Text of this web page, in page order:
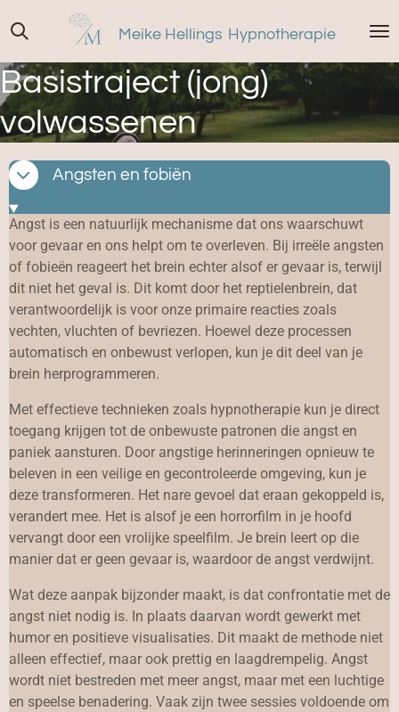
Ga
direct
naar
de
hoofdinhoud
Meike Hellings Hypnotherapie
Basistraject (jong)
volwassenen
Angsten en fobiën
Angst is een natuurlijk mechanisme dat ons waarschuwt
voor gevaar en ons helpt om te overleven. Bij irreële angsten
of fobieën reageert het brein echter alsof er gevaar is, terwijl
dit niet het geval is. Dit komt door het reptielenbrein, dat
verantwoordelijk is voor onze primaire reacties zoals
vechten, vluchten of bevriezen. Hoewel deze processen
automatisch en onbewust verlopen, kun je dit deel van je
brein herprogrammeren.
Met effectieve technieken zoals hypnotherapie kun je direct
toegang krijgen tot de onbewuste patronen die angst en
paniek aansturen. Door angstige herinneringen opnieuw te
beleven in een veilige en gecontroleerde omgeving, kun je
deze transformeren. Het nare gevoel dat eraan gekoppeld is,
verandert mee. Het is alsof je een horrorfilm in je hoofd
vervangt door een vrolijke speelfilm. Je brein leert op die
manier dat er geen gevaar is, waardoor de angst verdwijnt.
Wat deze aanpak bijzonder maakt, is dat confrontatie met de
angst niet nodig is. In plaats daarvan wordt gewerkt met
humor en positieve visualisaties. Dit maakt de methode niet
alleen effectief, maar ook prettig en laagdrempelig. Angst
wordt niet bestreden met meer angst, maar met een luchtige
en speelse benadering. Vaak zijn twee sessies voldoende om